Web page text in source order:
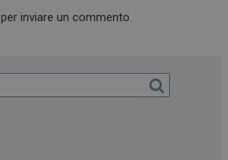
per inviare un commento.